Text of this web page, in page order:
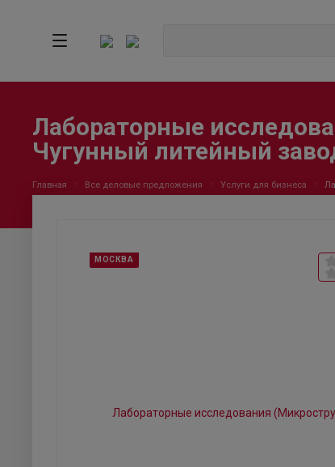
Лабораторные
Чугунный литейный
Главная Все деловые предложения Услуги для бизнеса
МОСКВА